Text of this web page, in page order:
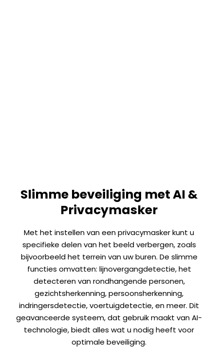
Slimme beveiliging met AI &
Privacymasker
Met het instellen van een privacymasker kunt u
specifieke delen van het beeld verbergen, zoals
bijvoorbeeld het terrein van uw buren. De slimme
functies omvatten: lijnovergangdetectie, het
detecteren van rondhangende personen,
gezichtsherkenning, persoonsherkenning,
indringersdetectie, voertuigdetectie, en meer. Dit
geavanceerde systeem, dat gebruik maakt van AI-
technologie, biedt alles wat u nodig heeft voor
optimale beveiliging.